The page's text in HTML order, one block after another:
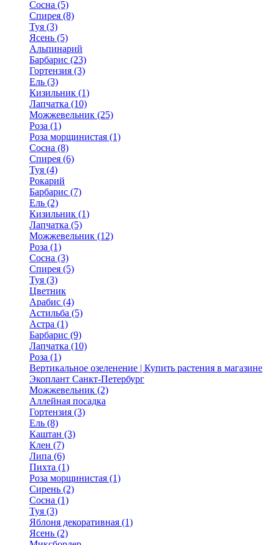
Сосна (5)
Спирея (8)
Туя (3)
Ясень (5)
Альпинарий
Барбарис (23)
Гортензия (3)
Ель (3)
Кизильник (1)
Лапчатка (10)
Можжевельник (25)
Роза (1)
Роза морщинистая (1)
Сосна (8)
Спирея (6)
Туя (4)
Рокарий
Барбарис (7)
Ель (2)
Кизильник (1)
Лапчатка (5)
Можжевельник (12)
Роза (1)
Сосна (3)
Спирея (5)
Туя (3)
Цветник
Арабис (4)
Астильба (5)
Астра (1)
Барбарис (9)
Лапчатка (10)
Роза (1)
Вертикальное озеленение | Купить растения в магазине
Экоплант Санкт-Петербург
Можжевельник (2)
Аллейная посадка
Гортензия (3)
Ель (8)
Каштан (3)
Клен (7)
Липа (6)
Пихта (1)
Роза морщинистая (1)
Сирень (2)
Сосна (1)
Туя (3)
Яблоня декоративная (1)
Ясень (2)